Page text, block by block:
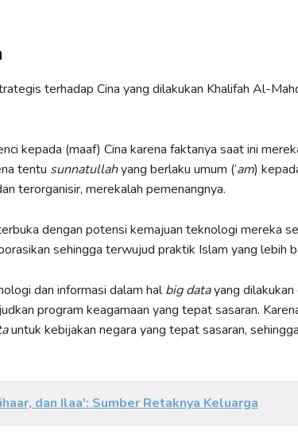
terhadap Cina yang dilakukan Khalifah Al-
kepada (maaf) Cina karena faktanya saat ini
tentu sunnatullahyang berlaku umum (‘am)
terorganisir, merekalah pemenangnya.
dengan potensi kemajuan teknologi mereka
sehingga terwujud praktik Islam yang lebih
dan informasi dalam halbig datayang dilakukan
program keagamaan yang tepat sasaran.
untuk kebijakan negara yang tepat sasaran,
dan Ilaa': Sumber Retaknya Keluarga